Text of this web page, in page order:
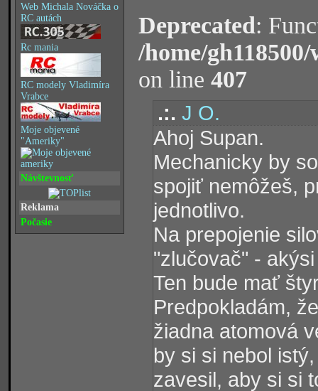
Web Michala Nováčka o
RC autách
Rc mania
RC modely Vladimíra
Vrabce
Moje objevené
"Ameriky"
Návštevnosť
Reklama
Počasie
Deprecated:
/home/
on line 407
.:. J O.
Ahoj Supan.
Mechanicky by
spojiť nemôžeš,
jednotlivo.
Na prepojenie
"zlučovač" -
Ten bude mať
Predpokladám,
žiadna atomová
by si si nebol
zavesil, aby si si